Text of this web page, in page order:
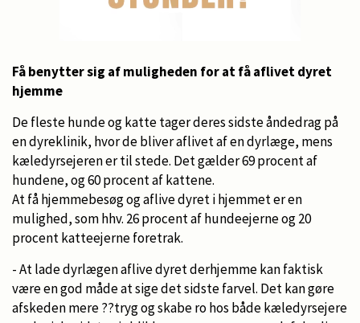
Få benytter sig af muligheden for at få aflivet dyret
hjemme
De fleste hunde og katte tager deres sidste åndedrag på
en dyreklinik, hvor de bliver aflivet af en dyrlæge, mens
kæledyrsejeren er til stede. Det gælder 69 procent af
hundene, og 60 procent af kattene.
At få hjemmebesøg og aflive dyret i hjemmet er en
mulighed, som hhv. 26 procent af hundeejerne og 20
procent katteejerne foretrak.
- At lade dyrlægen aflive dyret derhjemme kan faktisk
være en god måde at sige det sidste farvel. Det kan gøre
afskeden mere ??tryg og skabe ro hos både kæledyrsejere